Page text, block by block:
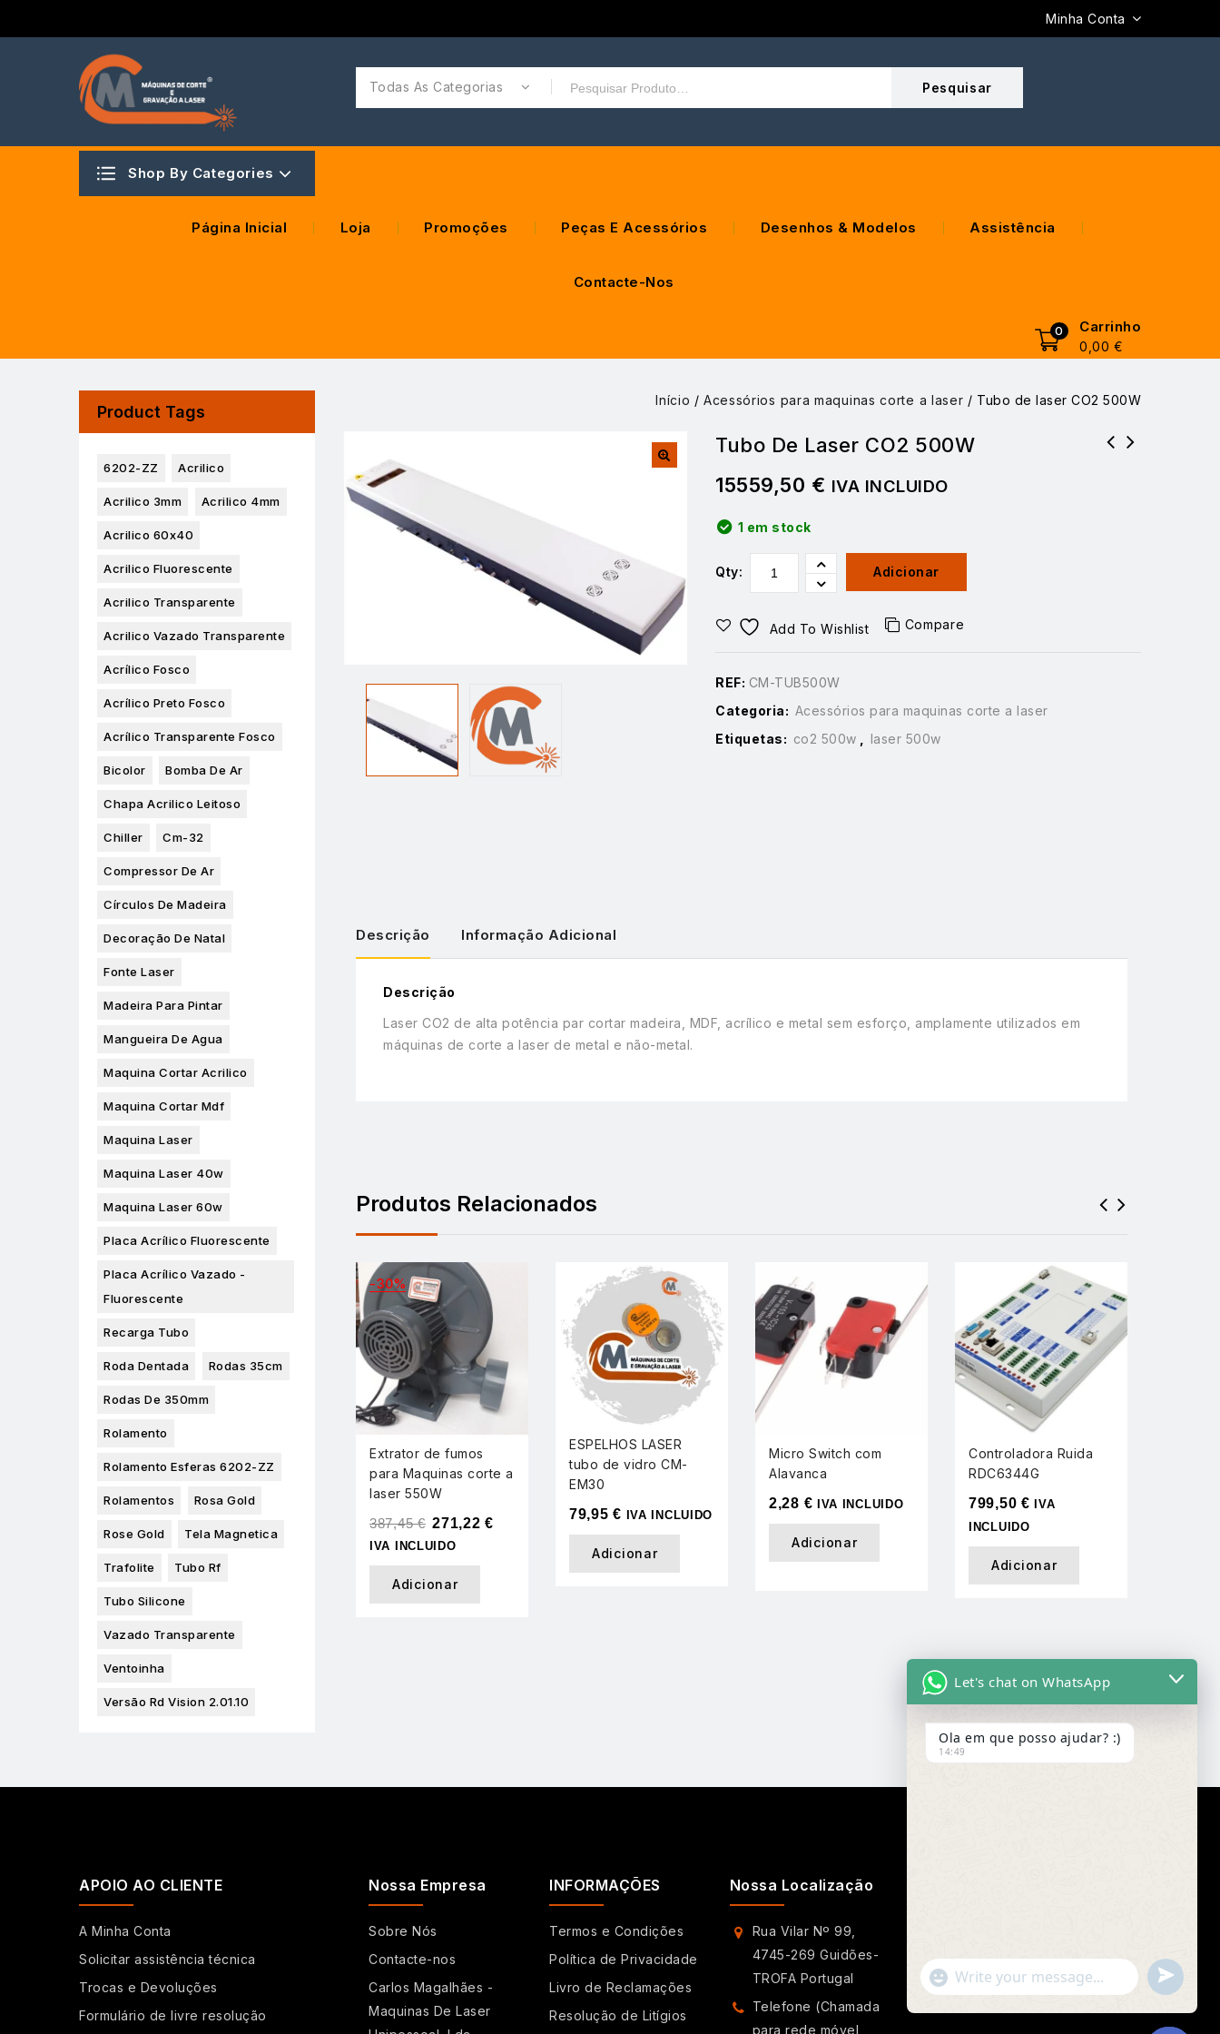
Minha Conta
Todas As Categorias
Shop By Categories
Página Inicial Loja Promoções Peças E Acessórios Desenhos & Modelos Assistência
Contacte-Nos
0 Carrinho
0,00 €
Início / Acessórios para maquinas corte a laser / Tubo de laser CO2 500W
Tubo De Laser CO2 500W
15559,50 € IVA INCLUIDO
1 em stock
Qty: Adicionar
Add To Wishlist Compare
REF: CM-TUB500W
Categoria: Acessórios para maquinas corte a laser
Etiquetas: co2 500w laser 500w
Descrição Informação Adicional
Descrição
Laser CO2 de alta potência par cortar madeira, MDF, acrílico e metal sem esforço, amplamente utilizados em
máquinas de corte a laser de metal e não-metal.
Produtos Relacionados
-30%
Extrator de fumos
para Maquinas corte a
laser 550W
387,45€ 271,22€
IVA INCLUIDO
Adicionar
ESPELHOS LASER
tubo de vidro CM-
EM30
79,95€ IVA INCLUIDO
Adicionar
Micro Switch com
Alavanca
2,28 € IVA INCLUIDO
Adicionar
Controladora Ruida
RDC6344G
799,50 €
IVA
INCLUIDO
Adicionar
Product Tags
6202-ZZ Acrilico
Acrilico 3mm Acrilico 4mm
Acrilico 60x40
Acrilico Fluorescente
Acrilico Transparente
Acrilico Vazado Transparente
Acrílico Fosco
Acrílico Preto Fosco
Acrílico Transparente Fosco
Bicolor Bomba De Ar
Chapa Acrilico Leitoso
Chiller Cm-32
Compressor De Ar
Círculos De Madeira
Decoração De Natal
Fonte Laser
Madeira Para Pintar
Mangueira De Agua
Maquina Cortar Acrilico
Maquina Cortar Mdf
Maquina Laser
Maquina Laser 40w
Maquina Laser 60w
Placa Acrílico Fluorescente
Placa Acrílico Vazado -
Fluorescente
Recarga Tubo
Roda Dentada Rodas 35cm
Rodas De 350mm
Rolamento
Rolamento Esferas 6202-ZZ
Rolamentos Rosa Gold
Rose Gold Tela Magnetica
Trafolite Tubo Rf
Tubo Silicone
Vazado Transparente
Ventoinha
Versão Rd Vision 2.01.10
APOIO AO CLIENTE
A Minha Conta
Solicitar assistência técnica
Trocas e Devoluções
Formulário de livre resolução
Nossa Empresa
Sobre Nós
Contacte-nos
Carlos Magalhães -
Maquinas De Laser
INFORMAÇÕES
Termos e Condições
Política de Privacidade
Livro de Reclamações
Resolução de Litígios
Nossa Localização
Rua Vilar Nº 99,
4745-269 Guidões-
TROFA Portugal
Telefone (Chamada
para rede móvel
Let's chat on WhatsApp
Ola em que posso ajudar? :)
14:49
"+chaty_settings.lang.emoji_picker+"
WhatsApp
Message